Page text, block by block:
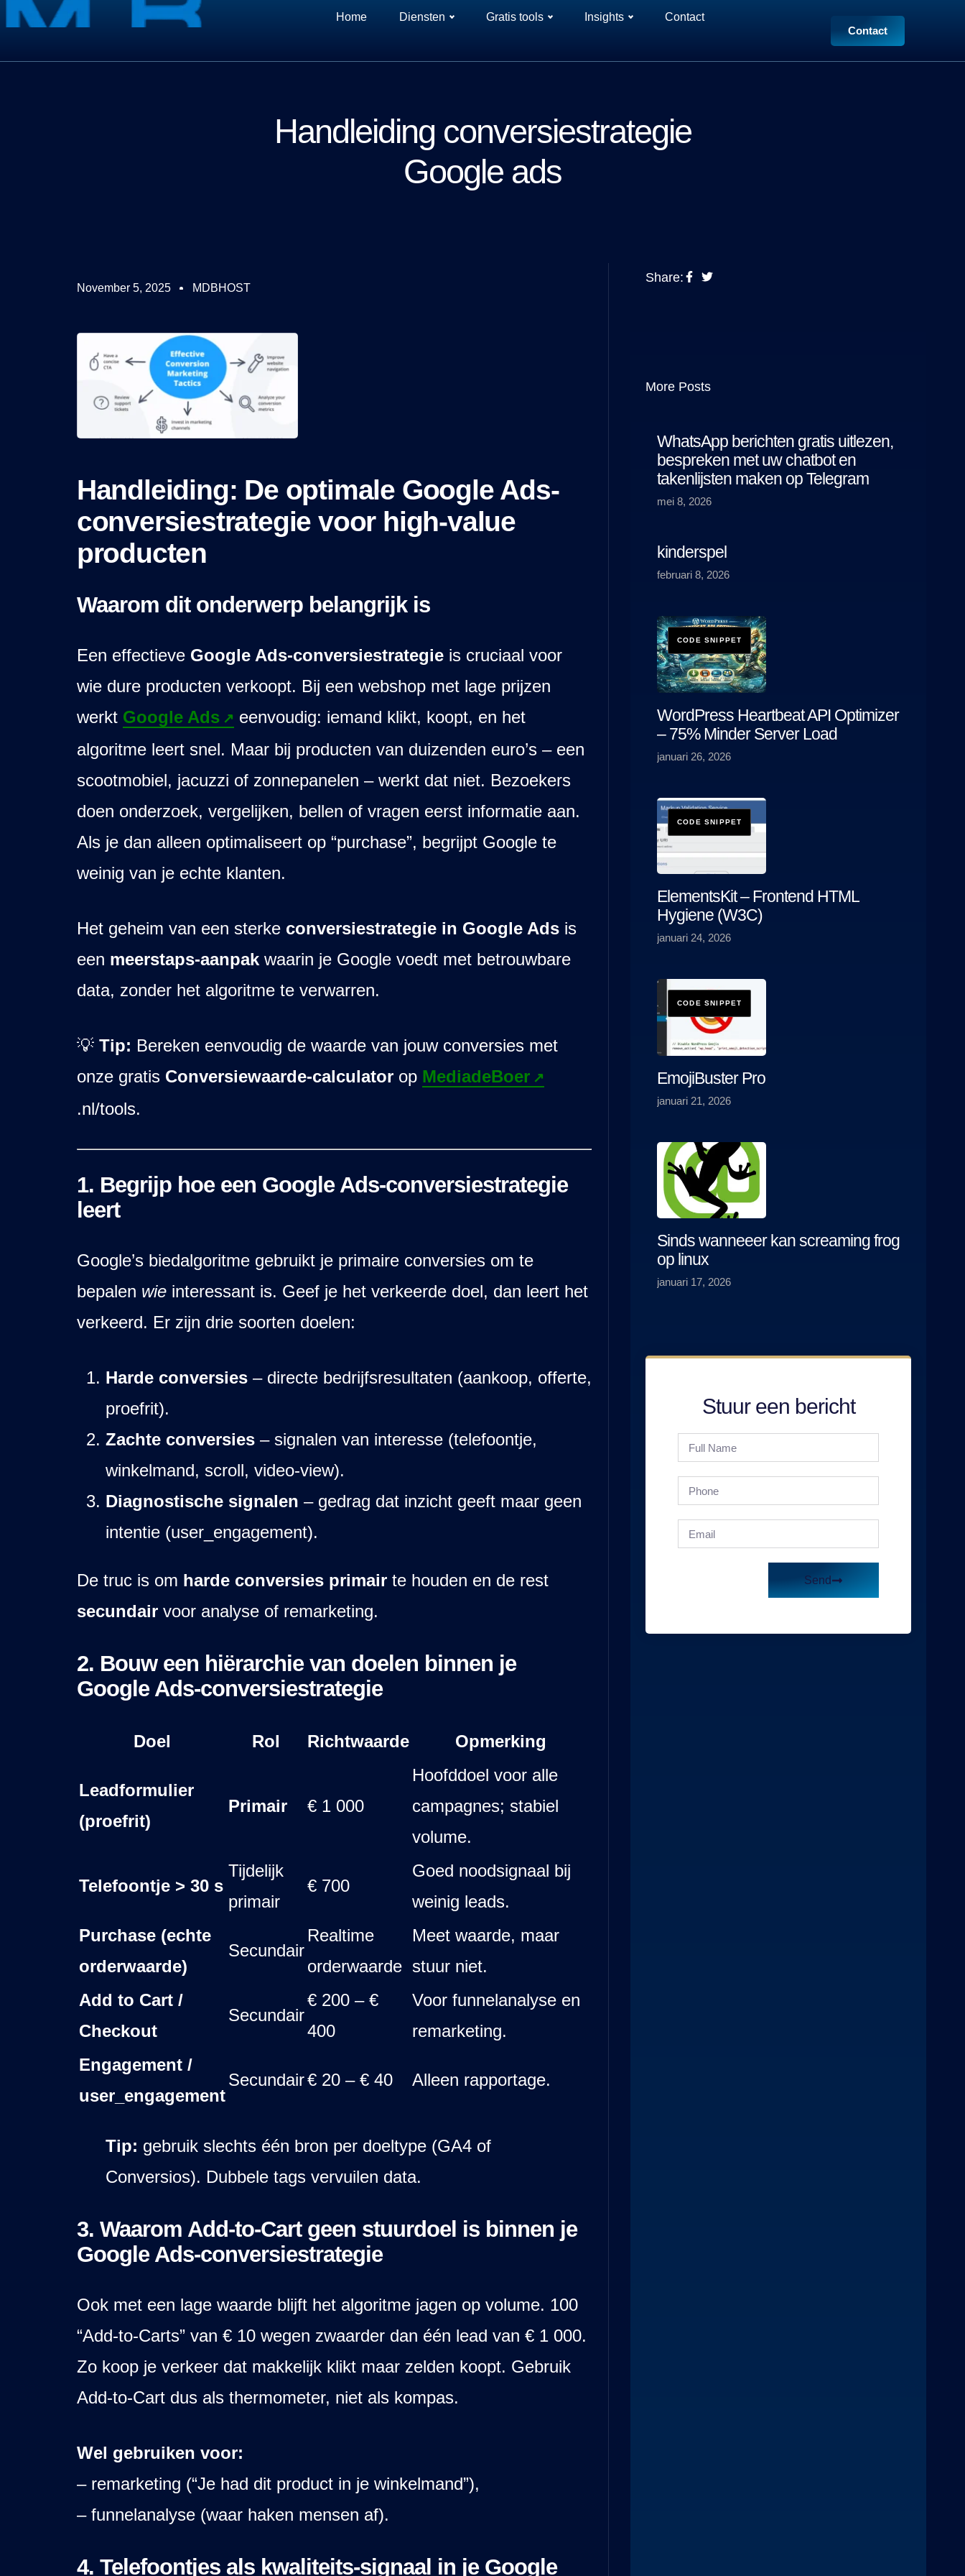
Home Diensten Gratis tools Insights
Contact
Contact
Handleiding conversiestrategie
Google ads
November 5, 2025 MDBHOST
Handleiding: De optimale Google Ads-
conversiestrategie voor high-value
producten
Waarom dit onderwerp belangrijk is
Een effectieve Google Ads-conversiestrategieis cruciaal voor
wie dure producten verkoopt. Bij een webshop met lage prijzen
werkt Google Ads
eenvoudig: iemand klikt, koopt, en het
algoritme leert snel. Maar bij producten van duizenden euro’s – een
scootmobiel, jacuzzi of zonnepanelen – werkt dat niet. Bezoekers
doen onderzoek, vergelijken, bellen of vragen eerst informatie aan.
Als je dan alleen optimaliseert op “purchase”, begrijpt Google te
weinig van je echte klanten.
Het geheim van een sterke conversiestrategie in Google Adsis
een meerstaps-aanpakwaarin je Google voedt met betrouwbare
data, zonder het algoritme te verwarren.
💡 Tip: Bereken eenvoudig de waarde van jouw conversies met
onze gratis Conversiewaarde-calculatorop MediadeBoer
.nl/tools.
1. Begrijp hoe een Google Ads-conversiestrategie
leert
Google’s biedalgoritme gebruikt je primaire conversies om te
bepalen wieinteressant is. Geef je het verkeerde doel, dan leert het
verkeerd. Er zijn drie soorten doelen:
Harde conversies– directe bedrijfsresultaten (aankoop, offerte,
proefrit).
Zachte conversies– signalen van interesse (telefoontje,
winkelmand, scroll, video-view).
Diagnostische signalen – gedrag dat inzicht geeft maar geen
intentie (user_engagement).
De truc is om harde conversies primairte houden en de rest
secundairvoor analyse of remarketing.
2. Bouw een hiërarchie van doelen binnen je
Google Ads-conversiestrategie
Doel Rol Richtwaarde Opmerking
Leadformulier
(proefrit)
Primair € 1 000
Hoofddoel voor alle
campagnes; stabiel
volume.
Telefoontje > 30 s
Tijdelijk
primair
€ 700
Goed noodsignaal bij
weinig leads.
Purchase (echte
orderwaarde)
Secundair
Realtime
orderwaarde
Meet waarde, maar
stuur niet.
Add to Cart /
Checkout
Secundair
€ 200 – €
400
Voor funnelanalyse en
remarketing.
Engagement /
user_engagement
Secundair€ 20 – € 40 Alleen rapportage.
Tip: gebruik slechts één bron per doeltype (GA4 of
Conversios). Dubbele tags vervuilen data.
3. Waarom Add-to-Cart geen stuurdoel is binnen je
Google Ads-conversiestrategie
Ook met een lage waarde blijft het algoritme jagen op volume. 100
“Add-to-Carts” van € 10 wegen zwaarder dan één lead van € 1 000.
Zo koop je verkeer dat makkelijk klikt maar zelden koopt. Gebruik
Add-to-Cart dus als thermometer, niet als kompas.
Wel gebruiken voor:
– remarketing (“Je had dit product in je winkelmand”),
– funnelanalyse (waar haken mensen af).
4. Telefoontjes als kwaliteits-signaal in je Google
Share:
More Posts
WhatsApp berichten gratis uitlezen,
bespreken met uw chatbot en
takenlijsten maken op Telegram
mei 8, 2026
kinderspel
februari 8, 2026
WordPress Heartbeat API Optimizer
– 75% Minder Server Load
januari 26, 2026
ElementsKit – Frontend HTML
Hygiene (W3C)
januari 24, 2026
EmojiBuster Pro
januari 21, 2026
Sinds wanneeer kan screaming frog
op linux
januari 17, 2026
Stuur een bericht
Send